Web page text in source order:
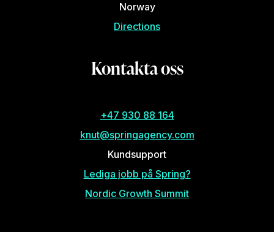
Norway
Directions
Kontakta oss
+47 930 88 164
knut@springagency.com
Kundsupport
Lediga jobb på Spring?
Nordic Growth Summit